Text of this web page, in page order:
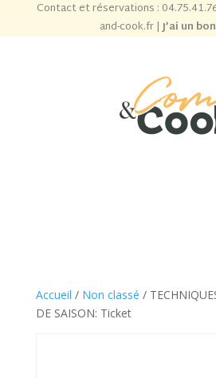
Contact et réservations :
and-cook.fr|J’ai un
Accueil / Non classé /
DE SAISON: Ticket